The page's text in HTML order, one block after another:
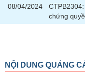
08/04/2024
chứng